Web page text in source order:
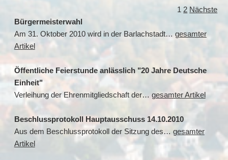
1 2 Nächste
Bürgermeisterwahl
Am 31. Oktober 2010 wird in der Barlachstadt… gesamter
Artikel
Öffentliche Feierstunde anlässlich "20 Jahre Deutsche
Einheit"
Verleihung der Ehrenmitgliedschaft der… gesamter Artikel
Beschlussprotokoll Hauptausschuss 14.10.2010
Aus dem Beschlussprotokoll der Sitzung des… gesamter
Artikel